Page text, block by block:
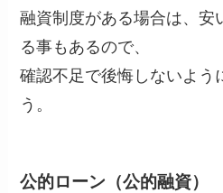
融資制度がある場合は、安
る事もあるので、
確認不足で後悔しないよう
う。
公的ローン（公的融資）